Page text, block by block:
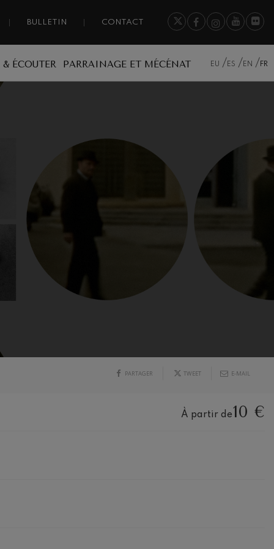
BULLETIN CONTACT
ÉCOUTER PARRAINAGE ET MÉCÉNAT EU ES EN FR
PARTAGER TWEET E-MAIL
À partir de10 €